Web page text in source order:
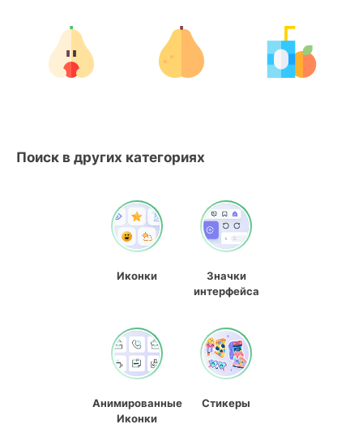
Поиск в других категориях
Иконки
Значки
интерфейса
Анимированные
Иконки
Стикеры